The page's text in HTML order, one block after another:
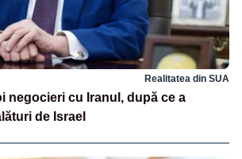
Realitatea din SUA
negocieri cu Iranul, după ce a
de Israel